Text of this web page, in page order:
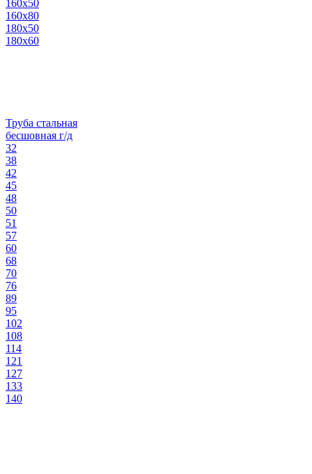
160х50
160х80
180х50
180х60
Труба стальная
бесшовная г/д
32
38
42
45
48
50
51
57
60
68
70
76
89
95
102
108
114
121
127
133
140